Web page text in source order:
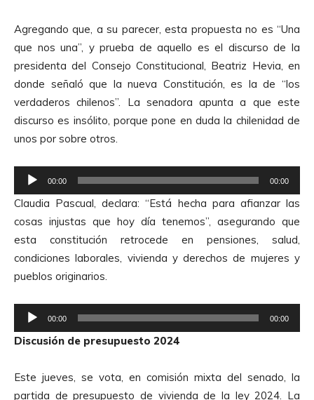
Agregando que, a su parecer, esta propuesta no es “Una
que nos una”, y prueba de aquello es el discurso de la
presidenta del Consejo Constitucional, Beatriz Hevia, en
donde señaló que la nueva Constitución, es la de “los
verdaderos chilenos”. La senadora apunta a que este
discurso es insólito, porque pone en duda la chilenidad de
unos por sobre otros.
e
p
r
o
d
u
c
o
d
e
00:00 00:00
Claudia Pascual, declara: “Está hecha para afianzar las
cosas injustas que hoy día tenemos”, asegurando que
esta constitución retrocede en pensiones, salud,
condiciones laborales, vivienda y derechos de mujeres y
pueblos originarios.
e
p
o
00:00 00:00
Discusión de presupuesto 2024
Este jueves, se vota, en comisión mixta del senado, la
partida de presupuesto de vivienda de la ley 2024. La